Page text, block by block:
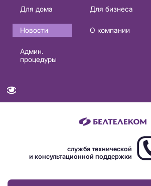
Основная
навигация
RU
Для дома Для бизнеса
Новости
О компании
Админ.
процедуры
служба технической
и консультационной поддержки